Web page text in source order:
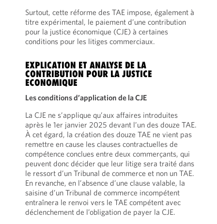
Surtout, cette réforme des TAE impose, également à
titre expérimental, le paiement d’une contribution
pour la justice économique (CJE) à certaines
conditions pour les litiges commerciaux.
EXPLICATION ET ANALYSE DE LA
CONTRIBUTION POUR LA JUSTICE
ECONOMIQUE
Les conditions d’application de la CJE
La CJE ne s’applique qu’aux affaires introduites
après le 1er janvier 2025 devant l’un des douze TAE.
À cet égard, la création des douze TAE ne vient pas
remettre en cause les clauses contractuelles de
compétence conclues entre deux commerçants, qui
peuvent donc décider que leur litige sera traité dans
le ressort d’un Tribunal de commerce et non un TAE.
En revanche, en l’absence d’une clause valable, la
saisine d’un Tribunal de commerce incompétent
entraînera le renvoi vers le TAE compétent avec
déclenchement de l’obligation de payer la CJE.